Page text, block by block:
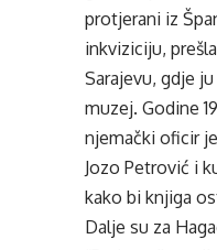
protjerani iz
inkviziciju,
Sarajevu, gdje
muzej. Godine
njemački oficir
Jozo Petrović i
kako bi knjiga
Dalje su za